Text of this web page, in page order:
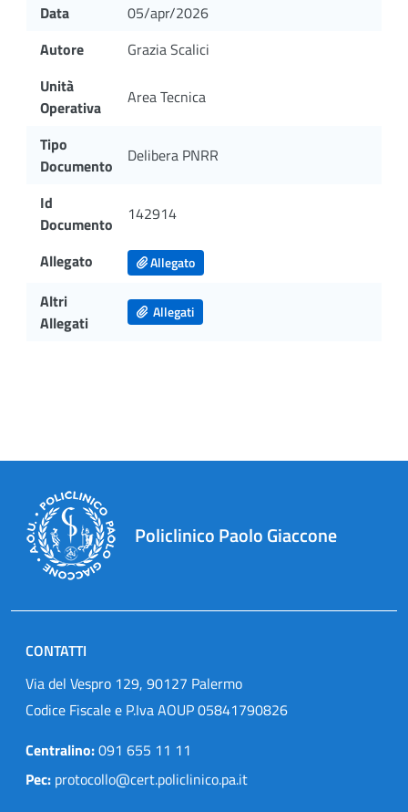
Data
05/apr/2026
Autore
Grazia Scalici
Unità
Operativa
Area Tecnica
Tipo
Documento
Delibera PNRR
Id
Documento
142914
Allegato Allegato
Altri
Allegati
Allegati
Policlinico Paolo Giaccone
CONTATTI
Via del Vespro 129, 90127 Palermo
Codice Fiscale e P.Iva AOUP 05841790826
Centralino:091 655 11 11
Pec: protocollo@cert.policlinico.pa.it